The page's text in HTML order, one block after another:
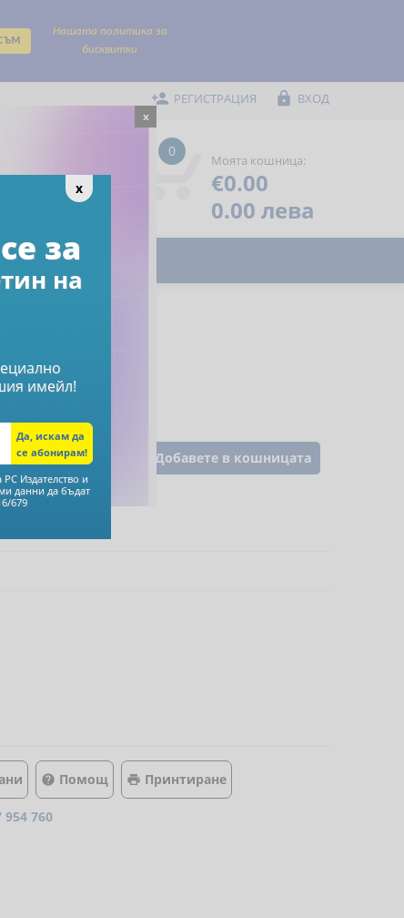
Нашата политика за
бисквитки
 РЕГИСТРАЦИЯ  ВХОД
 Помощ
Предпочитани
0
Моята кошница:
€0.00
0.00 лева
Добавете в кошницата
 Помощ  Принтиране
954 760
x
за
на
имейл!
Издателство и
данни да бъдат
679
x